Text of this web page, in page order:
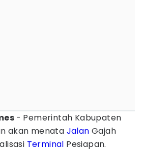
- Pemerintah Kabupaten
akan menata Jalan Gajah
Terminal Pesiapan.